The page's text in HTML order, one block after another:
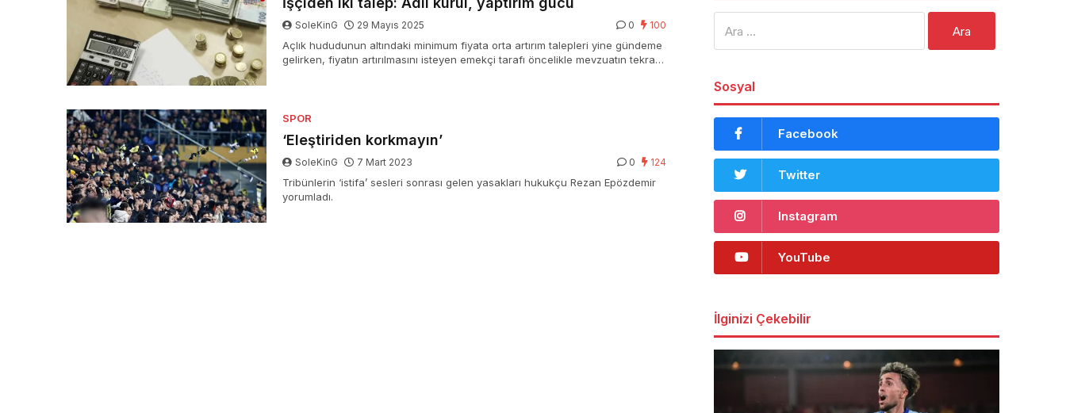
SoleKinG 29 Mayıs 2025 0 100
Açlık hududunun altındaki minimum fiyata orta artırım talepleri yine gündeme
gelirken, fiyatın artırılmasını isteyen emekçi tarafı öncelikle mevzuatın tekrar
SPOR
‘Eleştiriden korkmayın’
SoleKinG 7 Mart 2023 0 124
Tribünlerin ‘istifa’ sesleri sonrası gelen yasakları hukukçu Rezan Epözdemir
yorumladı.
Sosyal
Facebook
Twitter
Instagram
YouTube
İlginizi Çekebilir